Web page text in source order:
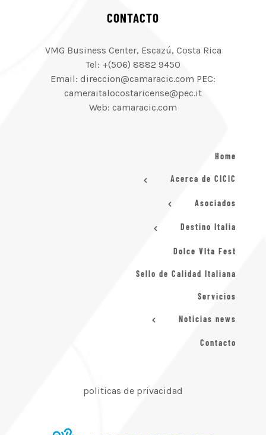
CONTACTO
VMG Business Center, Escazú, Costa Rica
Tel: +(506) 8882 9450
Email: direccion@camaracic.com PEC:
cameraitalocostaricense@pec.it
Web: camaracic.com
Home
Acerca de CICIC
Asociados
Destino Italia
Dolce VIta Fest
Sello de Calidad Italiana
Servicios
Noticias news
Contacto
politicas de privacidad